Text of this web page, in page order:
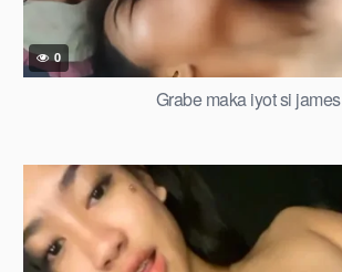
0
Grabe maka iyot si james